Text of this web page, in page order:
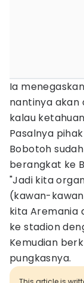
Ia
nantinya akan
kalau
Pasalnya
Bobotoh
berangkat ke
"Jadi kita
(kawan-
kita Aremania
ke stadion
Kemudian
pungkasnya.